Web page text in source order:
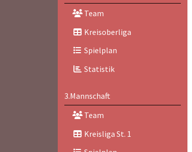
Team
Kreisoberliga
Spielplan
Statistik
3.Mannschaft
Team
Kreisliga St. 1